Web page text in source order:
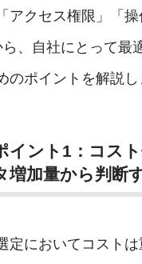
アクセス権限」「
、自社にとって最
のポイントを解説し
イント1：コス
増加量から判断
定においてコスト